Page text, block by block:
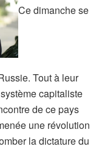
Ce dimanche se
Tout à leur
capitaliste
de ce pays
une révolution
la dictature du